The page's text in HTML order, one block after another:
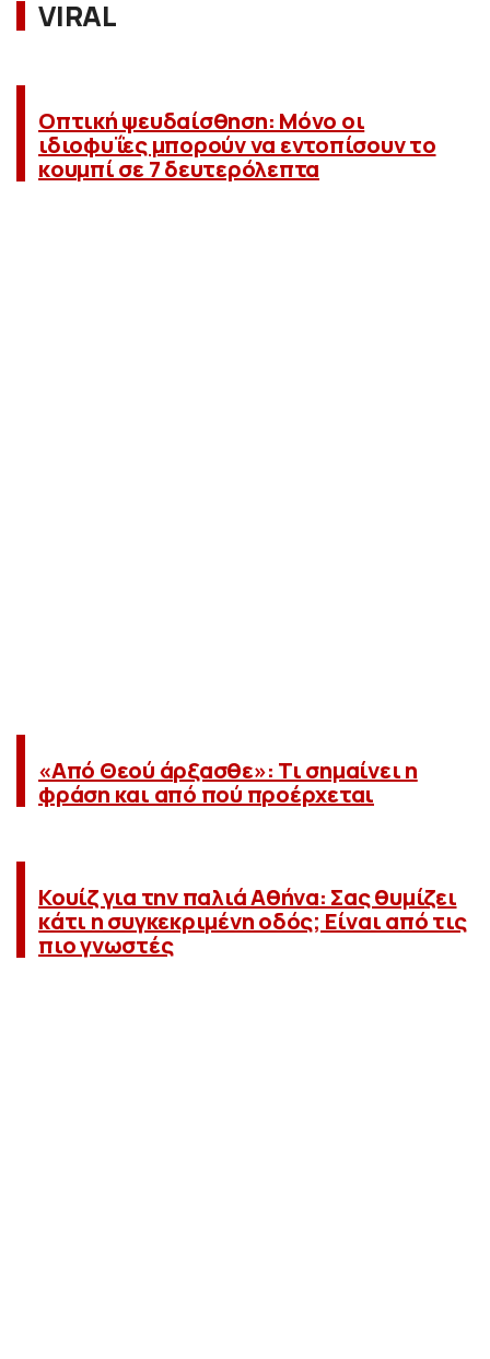
VIRAL
Οπτική ψευδαίσθηση: Μόνο οι
ιδιοφυΐες μπορούν να εντοπίσουν τo
κουμπί σε 7 δευτερόλεπτα
«Από Θεού άρξασθε»: Τι σημαίνει η
φράση και από πού προέρχεται
Κουίζ για την παλιά Αθήνα: Σας θυμίζει
κάτι η συγκεκριμένη οδός; Είναι από τις
πιο γνωστές